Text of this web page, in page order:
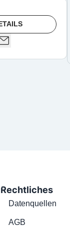
Rechtliches
Datenquellen
AGB